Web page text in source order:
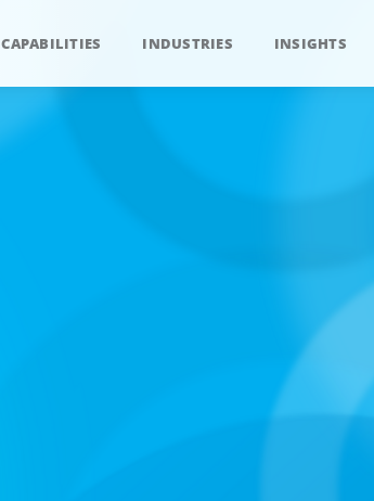
CAPABILITIES INDUSTRIES INSIGHTS